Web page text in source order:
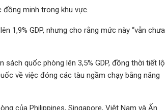
đồng minh trong khu vực.
1,9% GDP, nhưng cho rằng mức này “vẫn chưa
quốc phòng lên 3,5% GDP, đồng thời tiết lộ
về việc đóng các tàu ngầm chạy bằng năng
của Philippines, Singapore, Việt Nam và Ấn